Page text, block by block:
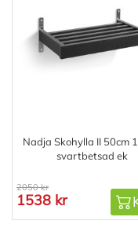
Nadja Skohylla II 50cm
svartbetsad ek
2050 kr
1538 kr